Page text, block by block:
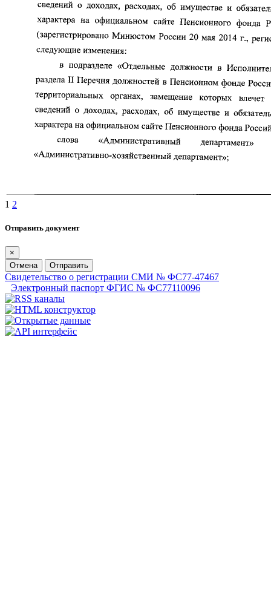
1 2
Отправить документ
×
Отмена
Отправить
Свидетельство о регистрации СМИ № ФС77-47467
Электронный паспорт ФГИС № ФС77110096